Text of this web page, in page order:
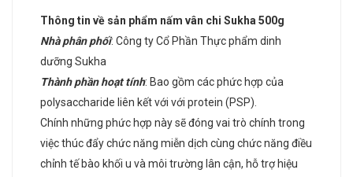
Thông tin về sản phẩm nấm vân chi Sukha 500g
Nhà phân phối: Công ty Cổ Phần Thực phẩm dinh
dưỡng Sukha
Thành phần hoạt tính: Bao gồm các phức hợp của
polysaccharide liên kết với với protein (PSP).
Chính những phức hợp này sẽ đóng vai trò chính trong
việc thúc đẩy chức năng miễn dịch cùng chức năng điều
chỉnh tế bào khối u và môi trường lân cận, hỗ trợ hiệu